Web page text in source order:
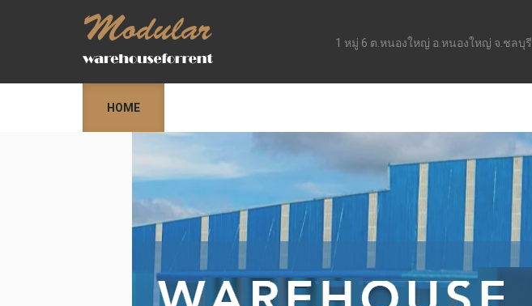
1 หมู่ 6 ต.หนองใหญ่ อ.หนองใหญ่ จ.ชลบุรี
HOME